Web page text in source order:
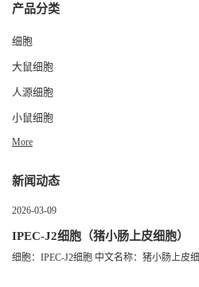
产品分类
细胞
大鼠细胞
人源细胞
小鼠细胞
More
新闻动态
2026-03-09
IPEC-J2细胞（猪小肠上皮细胞）
细胞：IPEC-J2细胞 中文名称：猪小肠上皮